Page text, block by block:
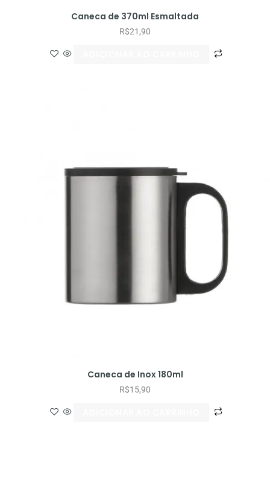
Caneca de 370ml Esmaltada
R$21,90
Caneca de Inox 180ml
R$15,90